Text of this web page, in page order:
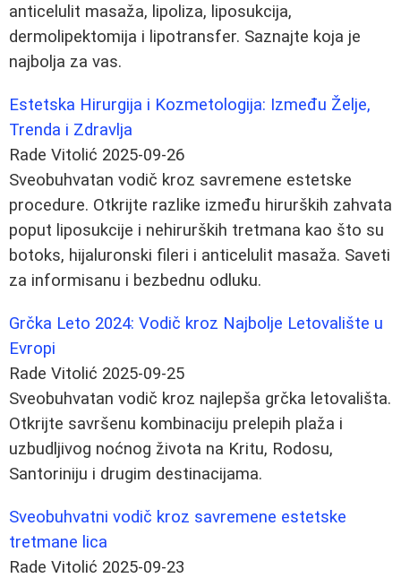
anticelulit masaža, lipoliza, liposukcija,
dermolipektomija i lipotransfer. Saznajte koja je
najbolja za vas.
Estetska Hirurgija i Kozmetologija: Između Želje,
Trenda i Zdravlja
Rade Vitolić 2025-09-26
Sveobuhvatan vodič kroz savremene estetske
procedure. Otkrijte razlike između hirurških zahvata
poput liposukcije i nehirurških tretmana kao što su
botoks, hijaluronski fileri i anticelulit masaža. Saveti
za informisanu i bezbednu odluku.
Grčka Leto 2024: Vodič kroz Najbolje Letovalište u
Evropi
Rade Vitolić 2025-09-25
Sveobuhvatan vodič kroz najlepša grčka letovališta.
Otkrijte savršenu kombinaciju prelepih plaža i
uzbudljivog noćnog života na Kritu, Rodosu,
Santoriniju i drugim destinacijama.
Sveobuhvatni vodič kroz savremene estetske
tretmane lica
Rade Vitolić 2025-09-23